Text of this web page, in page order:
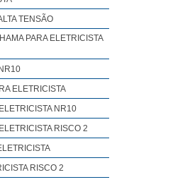
TENSÃO
PARA ELETRICISTA
ELETRICISTA
NR10
RISCO 2
RISCO 2